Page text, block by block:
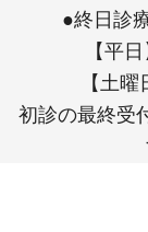
●終日診
【平
【土
初診の最終受